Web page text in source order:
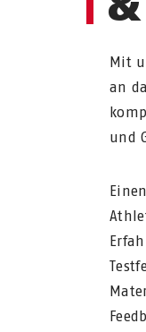
Mit
an
und